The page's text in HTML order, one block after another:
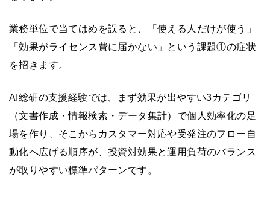
業務単位で当てはめを誤ると、「使える人だけが使う」
「効果がライセンス費に届かない」という課題①の症状
を招きます。
AI総研の支援経験では、まず効果が出やすい3カテゴリ
（文書作成・情報検索・データ集計）で個人効率化の足
場を作り、そこからカスタマー対応や受発注のフロー自
動化へ広げる順序が、投資対効果と運用負荷のバランス
が取りやすい標準パターンです。